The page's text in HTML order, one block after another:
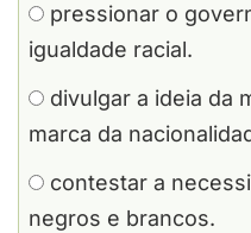
pressionar o
igualdade racial.
divulgar a ideia da
marca da
contestar a
negros e brancos.